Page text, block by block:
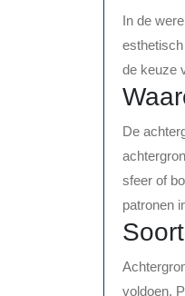
In de
de keuze
De
sfeer of
patronen
voldoen.